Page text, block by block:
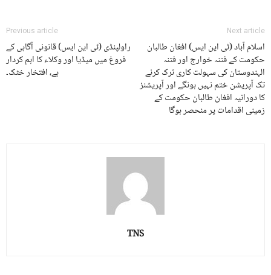
Previous article
راولپنڈی (ٹی این ایس) قانونی آگاہی کے
فروغ میں میڈیا اور وکلاء کا اہم کردار
ہے، افتخار خٹک۔
Next article
اسلام آباد (ٹی این ایس) افغان طالبان
حکومت کے فتنہ خوارج اور فتنہ
الہندوستان کی سہولت کاری ترک کرنے
تک آپریشن ختم نہیں ہونگے اور آپریشنز
کا دورانیہ افغان طالبان حکومت کے
زمینی اقدامات پر منحصر ہوگا
TNS